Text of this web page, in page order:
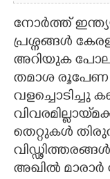
നോർത്ത്
പ്രശ്നങ്ങൾ
അറിയുക
തമാശ രൂപേണ
വളച്ചൊടിച്ചു
തെറ്റുകൾ
അഖിൽ